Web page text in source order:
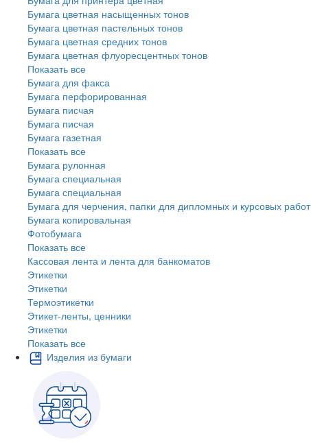
Бумага цветная насыщенных тонов
Бумага цветная пастельных тонов
Бумага цветная средних тонов
Бумага цветная флуоресцентных тонов
Показать все
Бумага для факса
Бумага перфорированная
Бумага писчая
Бумага писчая
Бумага газетная
Показать все
Бумага рулонная
Бумага специальная
Бумага специальная
Бумага для черчения, папки для дипломных и курсовых работ
Бумага копировальная
Фотобумага
Показать все
Кассовая лента и лента для банкоматов
Этикетки
Этикетки
Термоэтикетки
Этикет-ленты, ценники
Этикетки
Показать все
Изделия из бумаги